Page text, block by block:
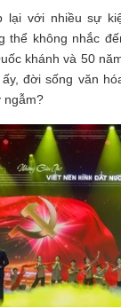
lại với nhiều sự
thể không nhắc
khánh và 50
đời sống văn
ngẫm?